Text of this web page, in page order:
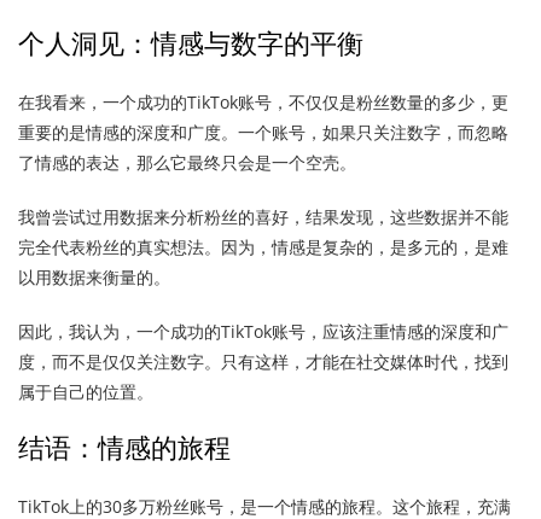
个人洞见：情感与数字的平衡
在我看来，一个成功的TikTok账号，不仅仅是粉丝数量的多少，更
重要的是情感的深度和广度。一个账号，如果只关注数字，而忽略
了情感的表达，那么它最终只会是一个空壳。
我曾尝试过用数据来分析粉丝的喜好，结果发现，这些数据并不能
完全代表粉丝的真实想法。因为，情感是复杂的，是多元的，是难
以用数据来衡量的。
因此，我认为，一个成功的TikTok账号，应该注重情感的深度和广
度，而不是仅仅关注数字。只有这样，才能在社交媒体时代，找到
属于自己的位置。
结语：情感的旅程
TikTok上的30多万粉丝账号，是一个情感的旅程。这个旅程，充满